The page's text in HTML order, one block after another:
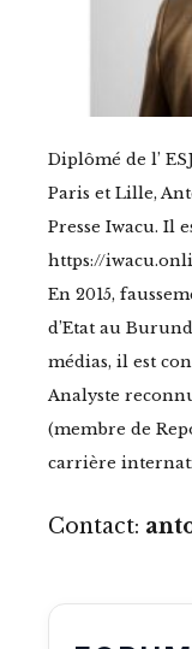
Diplômé de l’
Paris et Lille,
Presse Iwacu. Il
https://
En 2015,
d’Etat au
médias, il est
Analyste
(membre de
carrière
Contact: